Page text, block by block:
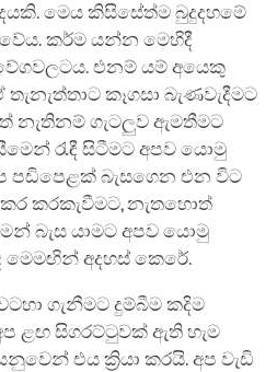
මෙය කිසිසේත්ම බුදුදහමේ
කර්ම යන්න මෙහිදී
එනම් යම් අයෙකු
කෑගසා බැණවැදීමට
නැතිනම් ගැටලුව ඇමතීමට
රැඳී සිටීමට අපව යොමු
පඩිපෙළක් බැසගෙන එන විට
කරකැවීමට, නැතහොත්
බැස යාමට අපව යොමු
අදහස් කෙරේ.
ගැනීමට දුම්බීම කදිම
ළඟ සිගරට්ටුවක් ඇති හැම
එය ක්‍රියා කරයි. අප වැඩි